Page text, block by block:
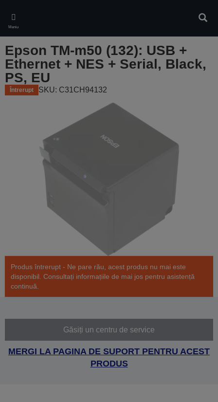
main
content
Meniu
Epson TM-m50 (132): USB +
Ethernet + NES + Serial, Black,
PS, EU
Întrerupt SKU: C31CH94132
Produs întrerupt - Ne pare rău, acest produs nu mai este
disponibil. Consultați informațiile de mai jos pentru asistență
continuă.
Găsiți un centru de service
MERGI LA PAGINA DE SUPORT PENTRU ACEST
PRODUS